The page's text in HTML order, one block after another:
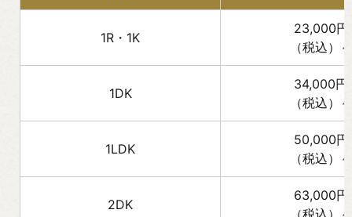
1R・1K
23,000円
（税込）～
1DK
34,000円
（税込）～
1LDK
50,000円
（税込）～
2DK
63,000円
（税込）～